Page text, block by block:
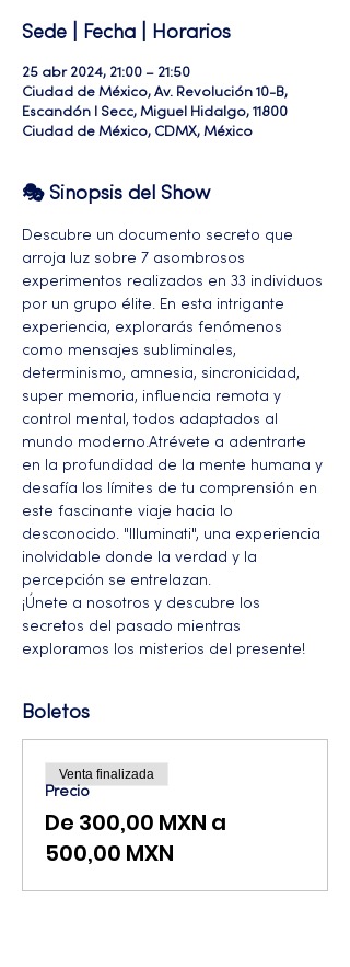
Sede | Fecha | Horarios
25 abr 2024, 21:00 – 21:50
Ciudad de México, Av. Revolución 10-B,
Escandón I Secc, Miguel Hidalgo, 11800
Ciudad de México, CDMX, México
🎭 Sinopsis del Show
Descubre un documento secreto que
arroja luz sobre 7 asombrosos
experimentos realizados en 33 individuos
por un grupo élite. En esta intrigante
experiencia, explorarás fenómenos
como mensajes subliminales,
determinismo, amnesia, sincronicidad,
super memoria, influencia remota y
control mental, todos adaptados al
mundo moderno.Atrévete a adentrarte
en la profundidad de la mente humana y
desafía los límites de tu comprensión en
este fascinante viaje hacia lo
desconocido. "Illuminati", una experiencia
inolvidable donde la verdad y la
percepción se entrelazan.
¡Únete a nosotros y descubre los
secretos del pasado mientras
exploramos los misterios del presente!
Boletos
Precio
De 300,00 MXN a
500,00 MXN
Venta finalizada